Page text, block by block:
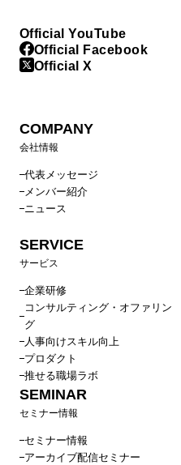
Official YouTube
Official Facebook
Official X
COMPANY
会社情報
代表メッセージ
メンバー紹介
ニュース
SERVICE
サービス
企業研修
コンサルティング・オファリン
グ
人事向けスキル向上
プロダクト
推せる職場ラボ
SEMINAR
セミナー情報
セミナー情報
アーカイブ配信セミナー